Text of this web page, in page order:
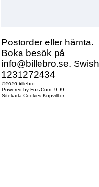
Postorder eller hämta.
Boka besök på
info@billebro.se. Swish
1231272434
©2026 billebro
Powered by FozzCom 9.99
Sitekarta Cookies Köpvillkor